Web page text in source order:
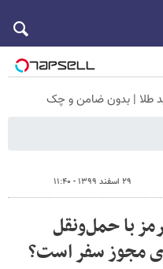
۲۹ اسفند ۱۳۹۹ - ۱۱:۴۰
با حمل‌ونقل
مجوز سفر است؟